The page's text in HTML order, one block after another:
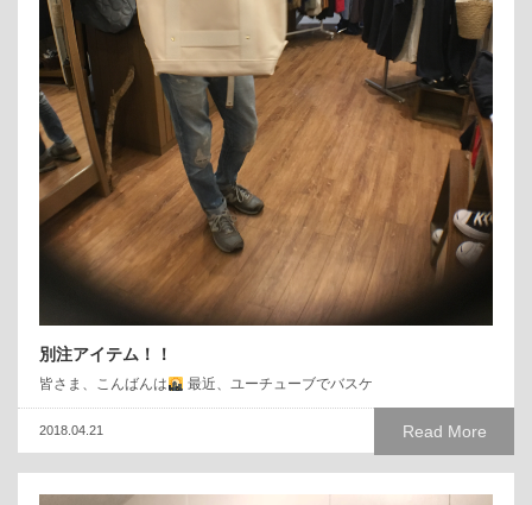
別注アイテム！！
皆さま、こんばんは 最近、ユーチューブでバスケ
Read More
2018.04.21